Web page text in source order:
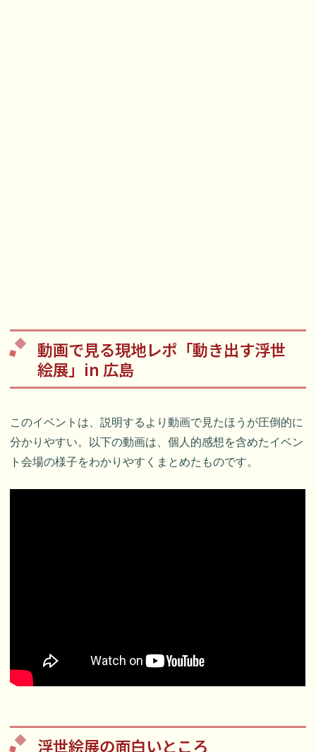
動画で見る現地レポ「動き出す浮世
絵展」in 広島
このイベントは、説明するより動画で見たほうが圧倒的に
分かりやすい。以下の動画は、個人的感想を含めたイベン
ト会場の様子をわかりやすくまとめたものです。
浮世絵展の面白いところ